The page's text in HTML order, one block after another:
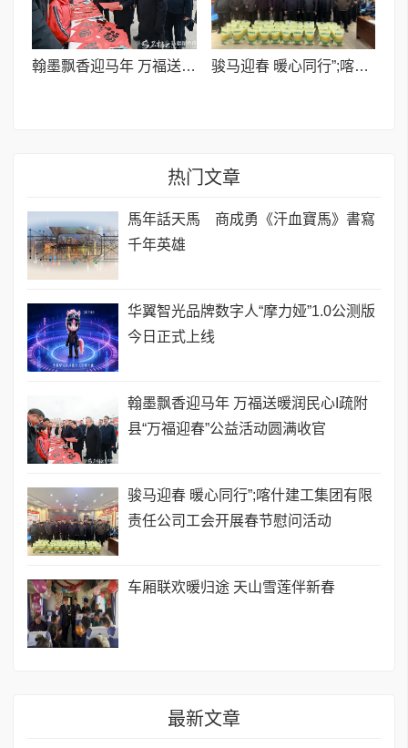
翰墨飘香迎马年 万福送暖润民心I疏附县“万福迎春”公益活动圆满收官 骏马迎春 暖心同行”;喀什建工集团有限责任公司工会开展春节慰问活动
热门文章
馬年話天馬 商成勇《汗血寶馬》書寫
千年英雄
华翼智光品牌数字人“摩力娅”1.0公测版
今日正式上线
翰墨飘香迎马年 万福送暖润民心I疏附
县“万福迎春”公益活动圆满收官
骏马迎春 暖心同行”;喀什建工集团有限
责任公司工会开展春节慰问活动
车厢联欢暖归途 天山雪莲伴新春
最新文章